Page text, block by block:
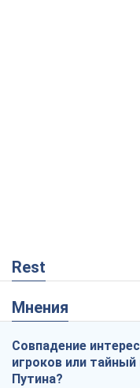
Rest
Мнения
Совпадение
игроков или
Путина?